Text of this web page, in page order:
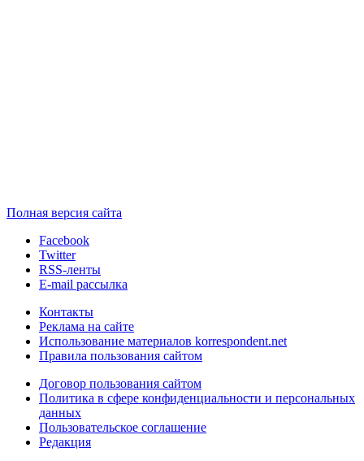
Полная версия сайта
Facebook
Twitter
RSS-ленты
E-mail рассылка
Контакты
Реклама на сайте
Использование материалов korrespondent.net
Правила пользования сайтом
Договор пользования сайтом
Политика в сфере конфиденциальности и персональных
данных
Пользовательское соглашение
Редакция